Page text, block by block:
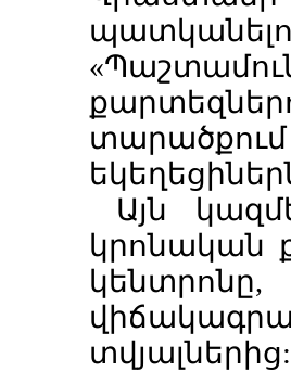
Այն
կրոնական